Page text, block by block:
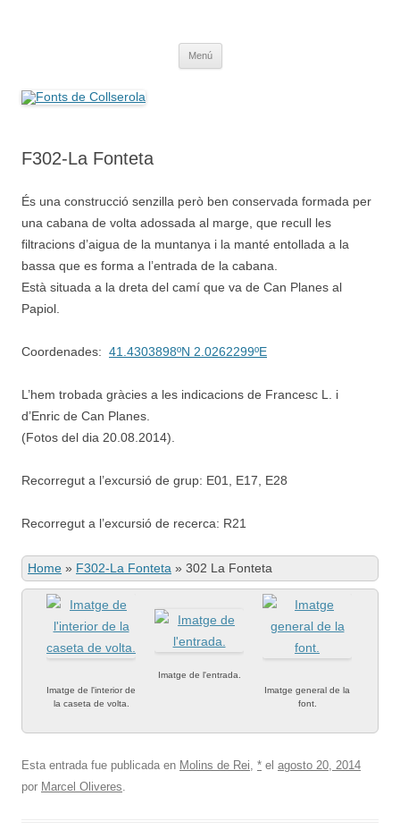
Menú
F302-La Fonteta
És una construcció senzilla però ben conservada formada per
una cabana de volta adossada al marge, que recull les
filtracions d’aigua de la muntanya i la manté entollada a la
bassa que es forma a l’entrada de la cabana.
Està situada a la dreta del camí que va de Can Planes al
Papiol.
Coordenades: 41.4303898ºN 2.0262299ºE
L’hem trobada gràcies a les indicacions de Francesc L. i
d’Enric de Can Planes.
(Fotos del dia 20.08.2014).
Recorregut a l’excursió de grup: E01, E17, E28
Recorregut a l’excursió de recerca: R21
Home » F302-La Fonteta » 302 La Fonteta
Imatge de l'interior de
la caseta de volta.
Imatge de l'entrada.
Imatge general de la
font.
Esta entrada fue publicada en Molins de Rei, * el agosto 20, 2014
por Marcel Oliveres.